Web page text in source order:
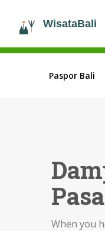
Paspor Bali
When you